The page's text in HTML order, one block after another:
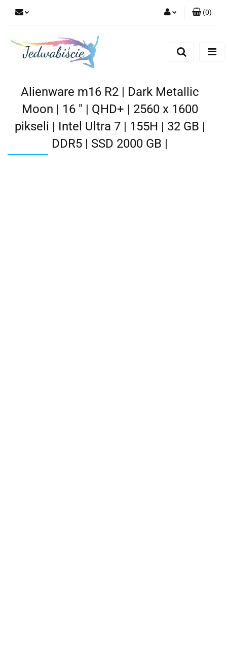
(0)
Alienware m16 R2 | Dark Metallic
Moon | 16 " | QHD+ | 2560 x 1600
pikseli | Intel Ultra 7 | 155H | 32 GB |
DDR5 | SSD 2000 GB |